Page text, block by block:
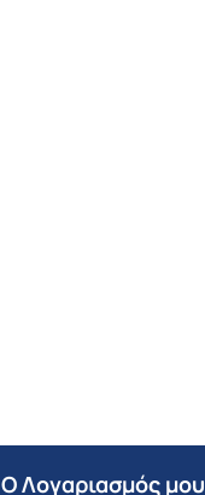
Ο Λογαριασμός μου